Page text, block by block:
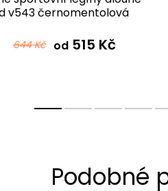
v543 černomentolová
644 Kč od515 Kč